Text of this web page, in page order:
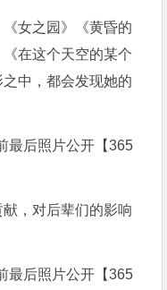
《女之园》《黄昏的
在这个天空的某个
中，都会发现她的
，对后辈们的影响